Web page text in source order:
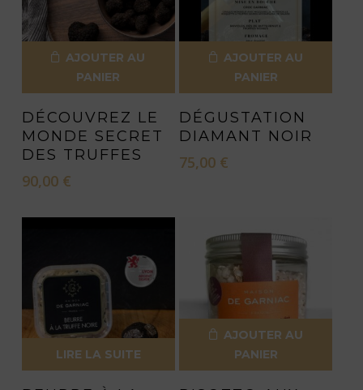
AJOUTER AU
PANIER
DÉCOUVREZ LE
MONDE SECRET
DES TRUFFES
90,00 €
AJOUTER AU
PANIER
DÉGUSTATION
DIAMANT NOIR
75,00 €
LIRE LA SUITE
AJOUTER AU
PANIER